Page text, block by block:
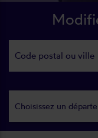
Choisissez un